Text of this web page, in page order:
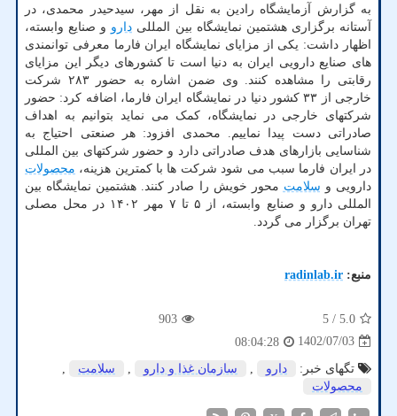
به گزارش آزمایشگاه رادین به نقل از مهر، سیدحیدر محمدی، در
آستانه برگزاری هشتمین نمایشگاه بین المللی دارو و صنایع وابسته،
اظهار داشت: یکی از مزایای نمایشگاه ایران فارما معرفی توانمندی
های صنایع دارویی ایران به دنیا است تا کشورهای دیگر این مزایای
رقابتی را مشاهده کنند. وی ضمن اشاره به حضور ۲۸۳ شرکت
خارجی از ۳۳ کشور دنیا در نمایشگاه ایران فارما، اضافه کرد: حضور
شرکتهای خارجی در نمایشگاه، کمک می نماید بتوانیم به اهداف
صادراتی دست پیدا نماییم. محمدی افزود: هر صنعتی احتیاج به
شناسایی بازارهای هدف صادراتی دارد و حضور شرکتهای بین المللی
در ایران فارما سبب می شود شرکت ها با کمترین هزینه، محصولات
دارویی و سلامت محور خویش را صادر کنند. هشتمین نمایشگاه بین
المللی دارو و صنایع وابسته، از ۵ تا ۷ مهر ۱۴۰۲ در محل مصلی
تهران برگزار می گردد.
منبع: radinlab.ir
5.0
/ 5
903
1402/07/03
08:04:28
تگهای خبر:
دارو , سازمان غذا و دارو , سلامت
,
محصولات